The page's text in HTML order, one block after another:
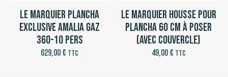
Le Marquier Plancha
Exclusive Amalia Gaz
360-10 pers
629,00€ TTC
Le Marquier Housse pour
Plancha 60 cm à poser
(avec couvercle)
49,00€ TTC